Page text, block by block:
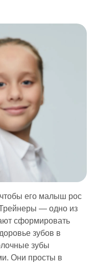
его малыш рос
— одно из
сформировать
зубов в
зубы
Они просты в